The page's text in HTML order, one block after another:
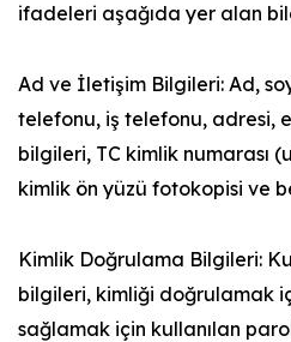
ifadeleri aşağıda yer alan
Ad ve İletişim Bilgileri: Ad,
telefonu, iş telefonu, adresi,
bilgileri, TC kimlik numarası
kimlik ön yüzü fotokopisi ve
Kimlik Doğrulama Bilgileri:
bilgileri, kimliği doğrulamak
sağlamak için kullanılan